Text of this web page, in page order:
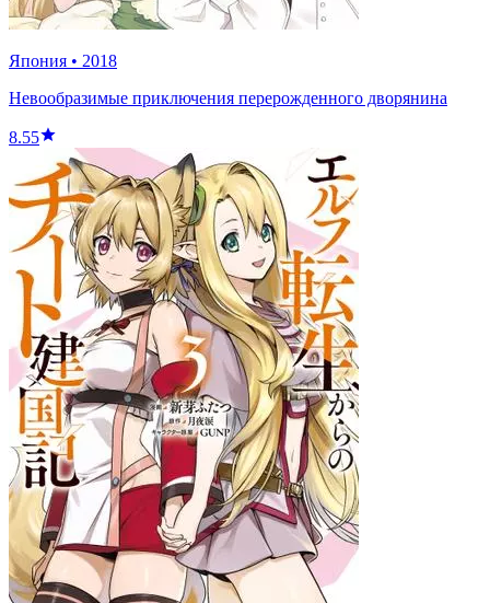
Япония • 2018
Невообразимые приключения перерожденного дворянина
8.55